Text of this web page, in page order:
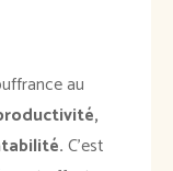
au
C'est